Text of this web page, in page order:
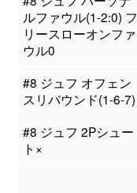
ルファウル(1-2:0) フ
リースローオンファ
ウル0
#8 ジュフ オフェン
スリバウンド(1-6-7)
#8 ジュフ 2Pシュー
ト×